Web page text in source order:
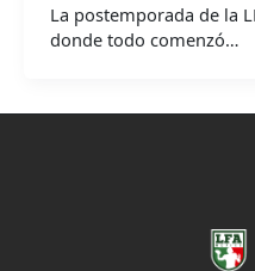
La postemporada de la
donde todo comenzó…